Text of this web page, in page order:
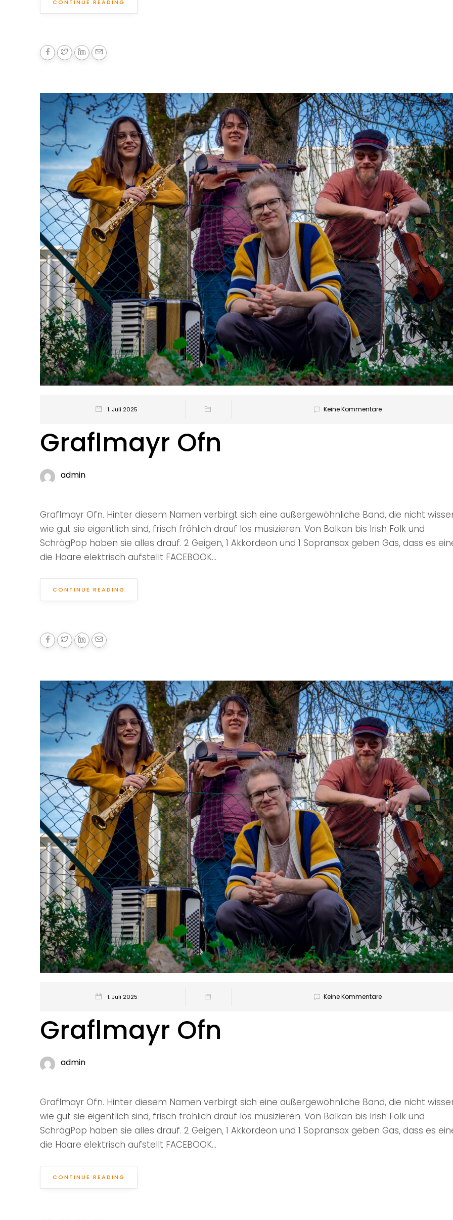
CONTINUE READING
1. Juli 2025 Keine Kommentare
Graflmayr Ofn
admin
Graflmayr Ofn. Hinter diesem Namen verbirgt sich eine außergewöhnliche Band, die nicht
wie gut sie eigentlich sind, frisch fröhlich drauf los musizieren. Von Balkan bis Irish Folk und
SchrägPop haben sie alles drauf. 2 Geigen, 1 Akkordeon und 1 Sopransax geben Gas, dass es
die Haare elektrisch aufstellt FACEBOOK...
CONTINUE READING
1. Juli 2025 Keine Kommentare
Graflmayr Ofn
admin
Graflmayr Ofn. Hinter diesem Namen verbirgt sich eine außergewöhnliche Band, die nicht
wie gut sie eigentlich sind, frisch fröhlich drauf los musizieren. Von Balkan bis Irish Folk und
SchrägPop haben sie alles drauf. 2 Geigen, 1 Akkordeon und 1 Sopransax geben Gas, dass es
die Haare elektrisch aufstellt FACEBOOK...
CONTINUE READING